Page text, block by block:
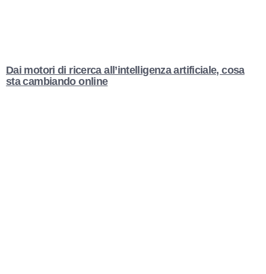
Dai motori di ricerca all’intelligenza artificiale, cosa
sta cambiando online